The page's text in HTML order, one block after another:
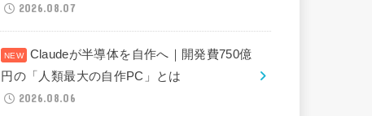
2026.08.07
Claudeが半導体を自作へ｜開発費750億
円の「人類最大の自作PC」とは
2026.08.06